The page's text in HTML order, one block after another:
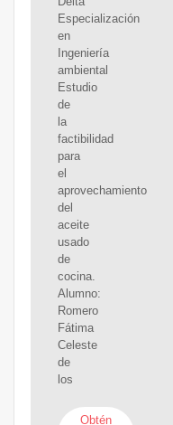
Especialización
en
Ingeniería
ambiental
Estudio
de
la
factibilidad
para
el
aprovechamiento
del
aceite
usado
de
cocina.
Alumno:
Romero
Fátima
Celeste
de
los
Obtén